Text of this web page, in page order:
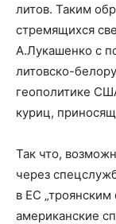
литов. Таким
стремящихся
А.Лукашенко с
литовско-
геополитике
куриц,
Так что,
через
в ЕС
американские